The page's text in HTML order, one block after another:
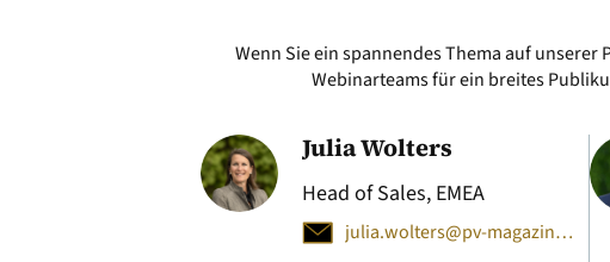
Wenn Sie ein spannendes Thema auf
Webinarteams für ein breites
Julia Wolters
Head of Sales, EMEA
julia.wolters@pv-magazine.com